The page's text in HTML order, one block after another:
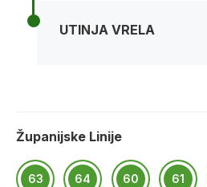
UTINJA VRELA
Županijske Linije
63 64 60 61